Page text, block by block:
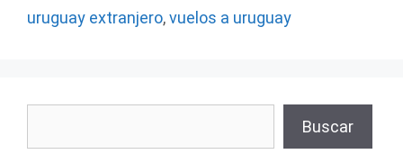
uruguay extranjero,vuelos a uruguay
Buscar